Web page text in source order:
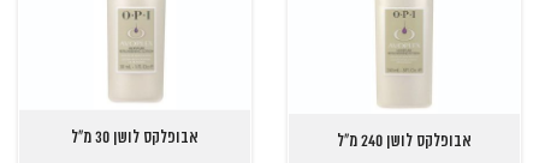
אבופלקס לושן 240 מ"ל אבופלקס לושן 30 מ"ל